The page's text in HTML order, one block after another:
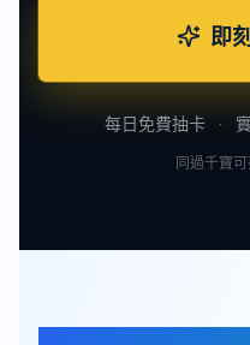
即
每日免費抽卡 ·
同過千寶